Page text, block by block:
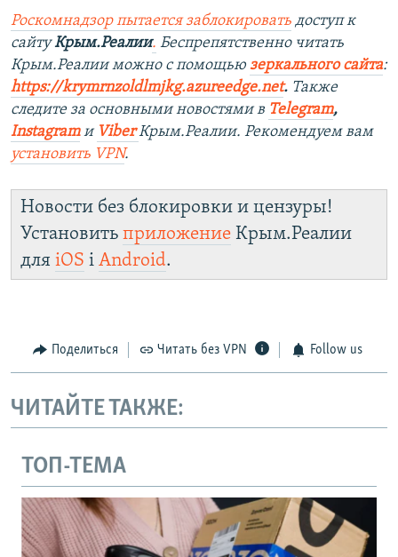
Роскомнадзор пытается заблокировать доступ к
сайту Крым.Реалии. Беспрепятственно читать
Крым.Реалии можно с помощью зеркального сайта:
https://krymrnzoldlmjkg.azureedge.net. Также
следите за основными новостями в Telegram,
Instagram и ViberКрым.Реалии. Рекомендуем вам
установить VPN.
Новости без блокировки и цензуры!
Установить приложение Крым.Реалии
для iOS і Android.
Поделиться Читать без VPN Follow us
ЧИТАЙТЕ ТАКЖЕ:
ТОП-ТЕМА